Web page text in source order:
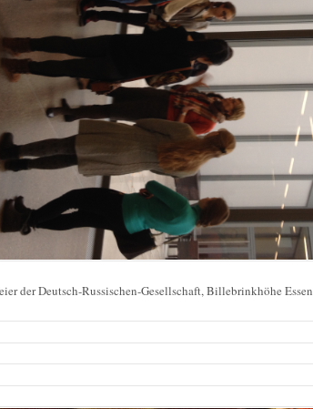
der Deutsch-Russischen-Gesellschaft, Billebrinkhöhe Essen